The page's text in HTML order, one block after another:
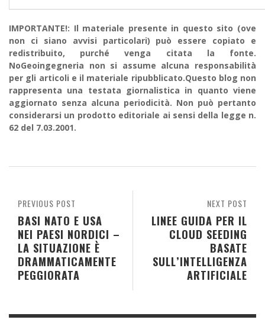
IMPORTANTE!: Il materiale presente in questo sito (ove
non ci siano avvisi particolari) può essere copiato e
redistribuito, purché venga citata la fonte.
NoGeoingegneria non si assume alcuna responsabilità
per gli articoli e il materiale ripubblicato.Questo blog non
rappresenta una testata giornalistica in quanto viene
aggiornato senza alcuna periodicità. Non può pertanto
considerarsi un prodotto editoriale ai sensi della legge n.
62 del 7.03.2001.
NEXT POST
LINEE GUIDA PER IL
CLOUD SEEDING
BASATE
SULL’INTELLIGENZA
ARTIFICIALE
PREVIOUS POST
BASI NATO E USA
NEI PAESI NORDICI –
LA SITUAZIONE È
DRAMMATICAMENTE
PEGGIORATA